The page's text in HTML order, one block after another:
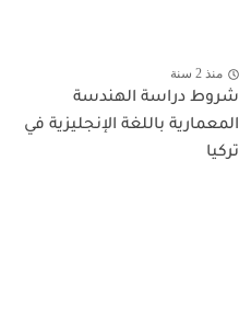
منذ 2 سنة
شروط دراسة الهندسة
المعمارية باللغة الإنجليزية في
تركيا